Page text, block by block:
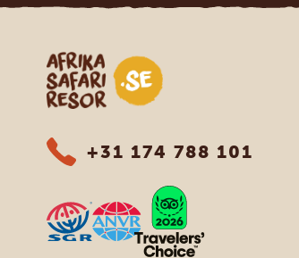
Safari-resor i Afrika
+31 174 788 101